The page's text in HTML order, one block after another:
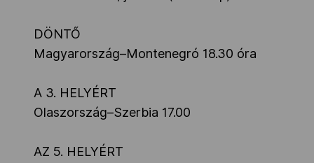
DÖNTŐ
Magyarország–Montenegró 18.30 óra
A 3. HELYÉRT
Olaszország–Szerbia 17.00
AZ 5. HELYÉRT